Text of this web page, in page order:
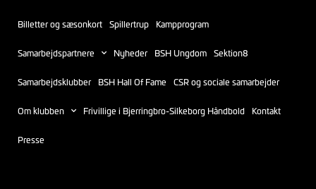
Billetter og sæsonkort Spillertrup Kampprogram
Samarbejdspartnere Nyheder BSH Ungdom Sektion8
Samarbejdsklubber BSH Hall Of Fame CSR og sociale samarbejder
Om klubben Frivillige i Bjerringbro-Silkeborg Håndbold Kontakt
Presse